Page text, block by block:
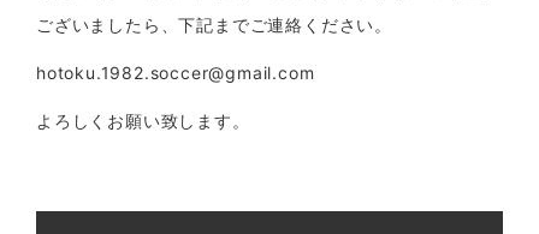
ございましたら、下記までご連絡ください。
hotoku.1982.soccer@gmail.com
よろしくお願い致します。